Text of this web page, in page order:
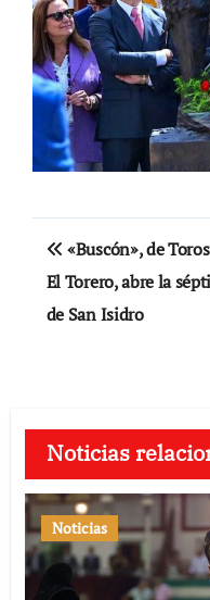
de
entradas
«Buscón», de
El Torero, abre la
de San Isidro
Noticias
Noticias